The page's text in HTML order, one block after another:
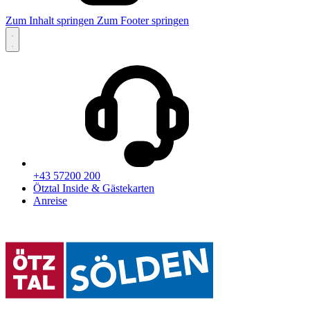
Zum Inhalt springen Zum Footer springen
+43 57200 200
Ötztal Inside & Gästekarten
Anreise